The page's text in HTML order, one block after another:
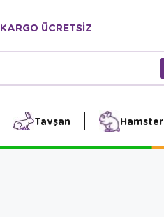
KARGO ÜCRETSİZ
Tavşan Hamster